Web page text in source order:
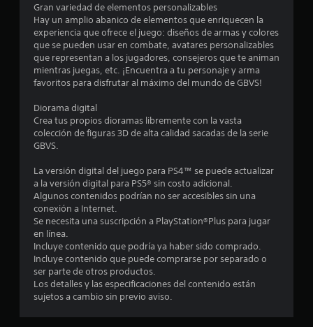
e
l
l
s
n
c
o
Gran variedad de elementos personalizables
Hay un amplio abanico de elementos que enriquecen la
experiencia que ofrece el juego: diseños de armas y colores
que se pueden usar en combate, avatares personalizables
que representan a los jugadores, consejeros que te animan
mientras juegas, etc. ¡Encuentra a tu personaje y arma
favoritos para disfrutar al máximo del mundo de GBVS!
Diorama digital
Crea tus propios dioramas libremente con la vasta
colección de figuras 3D de alta calidad sacadas de la serie
GBVS.
La versión digital del juego para PS4™ se puede actualizar
a la versión digital para PS5® sin costo adicional.
Algunos contenidos podrían no ser accesibles sin una
conexión a Internet.
Se necesita una suscripción a PlayStation®Plus para jugar
en línea.
Incluye contenido que podría ya haber sido comprado.
Incluye contenido que puede comprarse por separado o
ser parte de otros productos.
Los detalles y las especificaciones del contenido están
sujetos a cambio sin previo aviso.